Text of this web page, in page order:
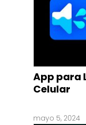
App para
Celular
mayo 5, 2024